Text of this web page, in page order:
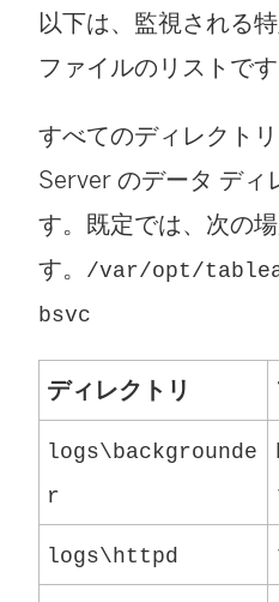
以下は、監視される
ファイルのリストです
すべてのディレクト
Server のデータ ディ
す。既定では、次の
す。
/var/opt/
bsvc
ディレクトリ
logs\backgrounde
r
logs\httpd